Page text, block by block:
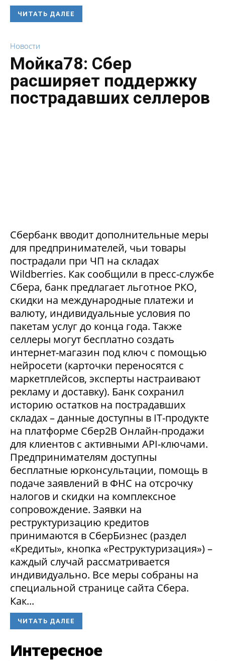
ЧИТАТЬ ДАЛЕЕ
Новости
Мойка78: Сбер
расширяет поддержку
пострадавших селлеров
Сбербанк вводит дополнительные меры
для предпринимателей, чьи товары
пострадали при ЧП на складах
Wildberries. Как сообщили в пресс-службе
Сбера, банк предлагает льготное РКО,
скидки на международные платежи и
валюту, индивидуальные условия по
пакетам услуг до конца года. Также
селлеры могут бесплатно создать
интернет-магазин под ключ с помощью
нейросети (карточки переносятся с
маркетплейсов, эксперты настраивают
рекламу и доставку). Банк сохранил
историю остатков на пострадавших
складах – данные доступны в IT-продукте
на платформе Сбер2В Онлайн-продажи
для клиентов с активными API-ключами.
Предпринимателям доступны
бесплатные юрконсультации, помощь в
подаче заявлений в ФНС на отсрочку
налогов и скидки на комплексное
сопровождение. Заявки на
реструктуризацию кредитов
принимаются в СберБизнес (раздел
«Кредиты», кнопка «Реструктуризация») –
каждый случай рассматривается
индивидуально. Все меры собраны на
специальной странице сайта Сбера.
Как...
ЧИТАТЬ ДАЛЕЕ
Интересное